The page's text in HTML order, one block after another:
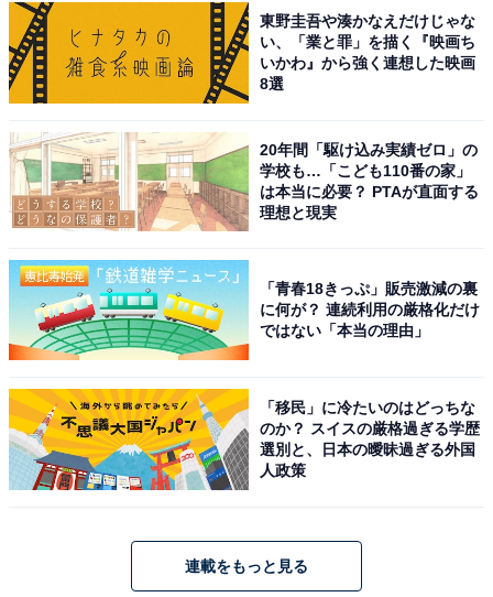
View this post on Instagram
A post shared by 朝ドラ「あんぱん」公式 (@asadora_ak_nhk)
2位にはNHK連続テレビ小説『あんぱん』がランクイ
めています。『あんぱん』は、『アンパンマン』を生み
出したやなせたかしさんと暢さんの夫婦がモデルの作
品。今田さんは主人公・のぶを担当し、やなせさんがモ
デルの柳井嵩は北村匠海さんが演じています。
今田さん演じるのぶは、幼少期から行動力があり人生の
荒波をパワフルに乗り越えていくヒロイン。小学校の教
東野圭吾や湊かなえだけじゃな
い、「業と罪」を描く『映画ち
いかわ』から強く連想した映画
8選
20年間「駆け込み実績ゼロ」の
学校も…「こども110番の家」
は本当に必要？ PTAが直面する
理想と現実
「青春18きっぷ」販売激減の裏
に何が？ 連続利用の厳格化だけ
ではない「本当の理由」
「移民」に冷たいのはどっちな
のか？ スイスの厳格過ぎる学歴
選別と、日本の曖昧過ぎる外国
人政策
連載をもっと見る